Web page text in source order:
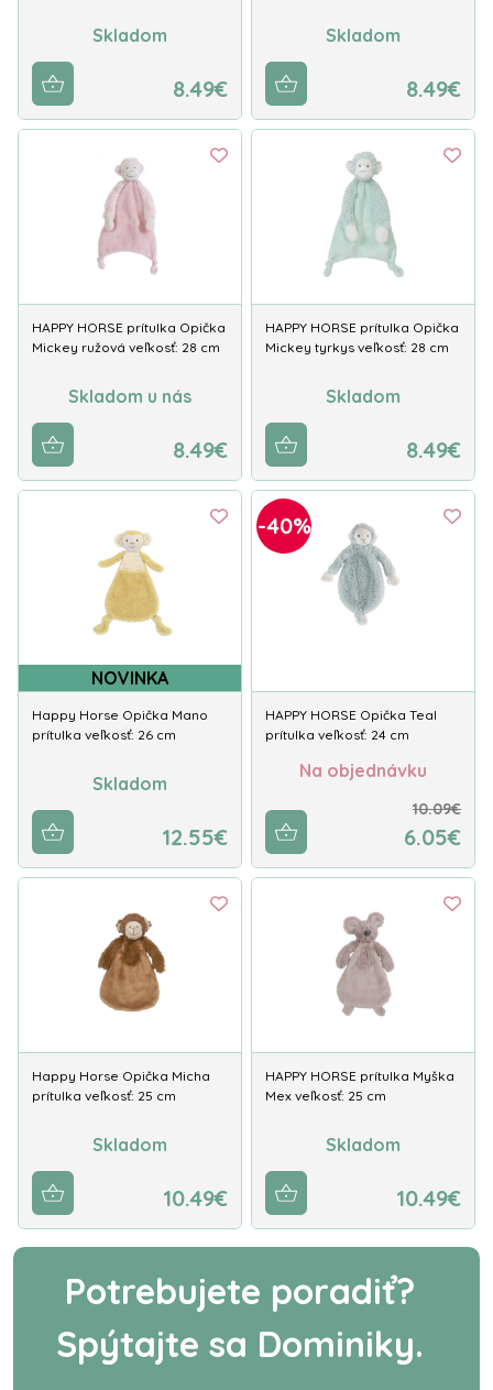
Skladom
8.49€
Skladom
8.49€
HAPPY HORSE prítulka Opička
Mickey ružová veľkosť: 28 cm
Skladom u nás
8.49€
HAPPY HORSE prítulka Opička
Mickey tyrkys veľkosť: 28 cm
Skladom
8.49€
NOVINKA
Happy Horse Opička Mano
prítulka veľkosť: 26 cm
Skladom
12.55€
-40%
HAPPY HORSE Opička Teal
prítulka veľkosť: 24 cm
Na objednávku
10.09€
6.05€
Happy Horse Opička Micha
prítulka veľkosť: 25 cm
Skladom
10.49€
HAPPY HORSE prítulka Myška
Mex veľkosť: 25 cm
Skladom
10.49€
Potrebujete poradiť?
Spýtajte sa Dominiky.